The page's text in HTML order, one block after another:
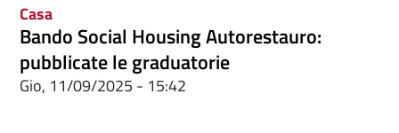
Bando Social Housing Autorestauro:
pubblicate le graduatorie
Gio, 11/09/2025 - 15:42
Casa